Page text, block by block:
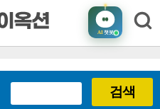
AI챗봇
검색